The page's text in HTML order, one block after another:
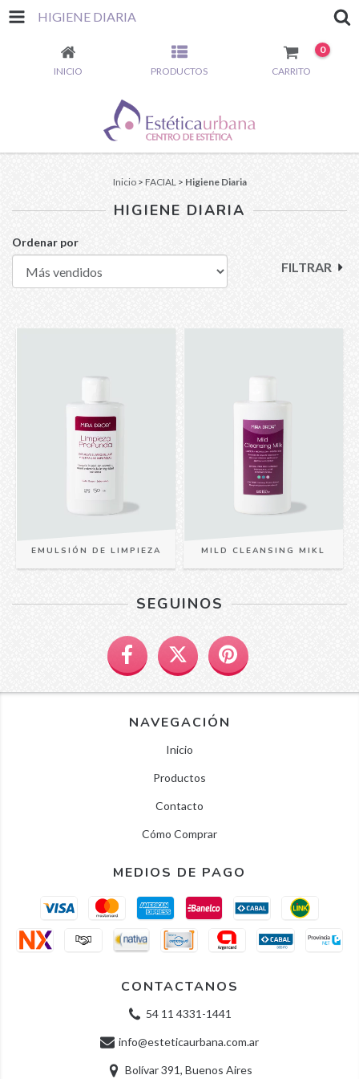
HIGIENE DIARIA
INICIO PRODUCTOS CARRITO
0
Inicio > FACIAL > Higiene Diaria
HIGIENE DIARIA
Ordenar por
FILTRAR
EMULSIÓN DE LIMPIEZA MILD CLEANSING MIKL
SEGUINOS
NAVEGACIÓN
Inicio
Productos
Contacto
Cómo Comprar
MEDIOS DE PAGO
CONTACTANOS
54 11 4331-1441
info@esteticaurbana.com.ar
Bolívar 391, Buenos Aires